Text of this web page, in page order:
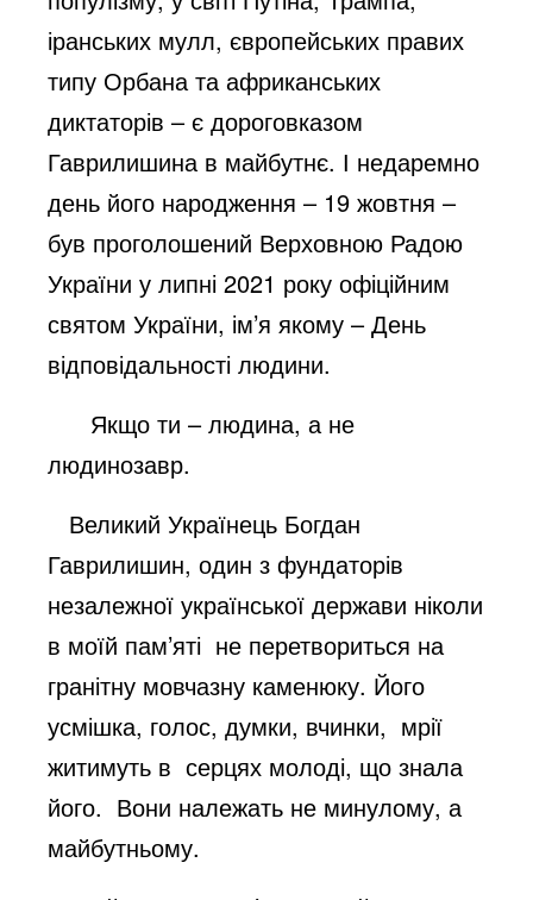
іранських мулл, європейських правих
типу Орбана та африканських
диктаторів – є дороговказом
Гаврилишина в майбутнє. І недаремно
день його народження – 19 жовтня –
був проголошений Верховною Радою
України у липні 2021 року офіційним
святом України, ім’я якому – День
відповідальності людини.
Якщо ти – людина, а не
людинозавр.
Великий Українець Богдан
Гаврилишин, один з фундаторів
незалежної української держави ніколи
в моїй пам’яті не перетвориться на
гранітну мовчазну каменюку. Його
усмішка, голос, думки, вчинки, мрії
житимуть в серцях молоді, що знала
його. Вони належать не минулому, а
майбутньому.